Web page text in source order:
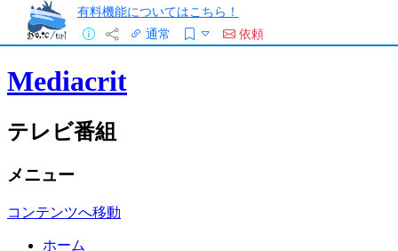
有料機能についてはこちら！
通常
依頼